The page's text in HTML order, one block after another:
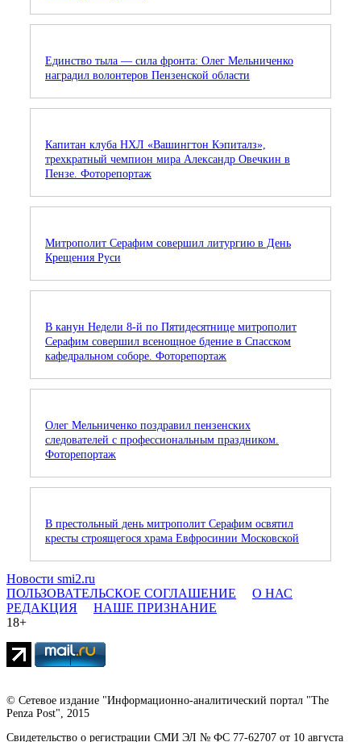
Единство тыла — сила фронта: Олег Мельниченко
наградил волонтеров Пензенской области
Капитан клуба НХЛ «Вашингтон Кэпиталз»,
трехкратный чемпион мира Александр Овечкин в
Пензе. Фоторепортаж
Митрополит Серафим совершил литургию в День
Крещения Руси
В канун Недели 8-й по Пятидесятнице митрополит
Серафим совершил всенощное бдение в Спасском
кафедральном соборе. Фоторепортаж
Олег Мельниченко поздравил пензенских
следователей с профессиональным праздником.
Фоторепортаж
В престольный день митрополит Серафим освятил
кресты строящегося храма Евфросинии Московской
Новости smi2.ru
ПОЛЬЗОВАТЕЛЬСКОЕ СОГЛАШЕНИЕ
О НАС
РЕДАКЦИЯ
НАШЕ ПРИЗНАНИЕ
18+
© Сетевое издание "Информационно-аналитический портал "The
Penza Post", 2015
Свидетельство о регистрации СМИ ЭЛ № ФС 77-62707 от 10 августа